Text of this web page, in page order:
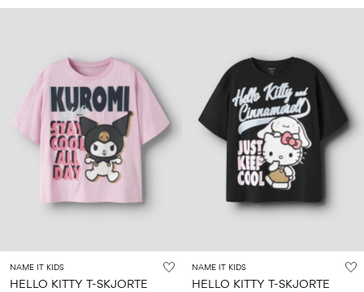
NAME IT KIDS
HELLO KITTY T-SKJORTE
NAME IT KIDS
HELLO KITTY T-SKJORTE